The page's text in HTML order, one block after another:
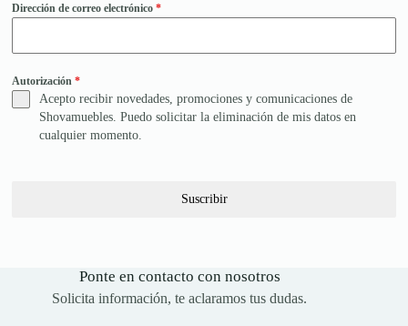
Dirección de correo electrónico*
Autorización*
Acepto recibir novedades, promociones y comunicaciones de
Shovamuebles. Puedo solicitar la eliminación de mis datos en
cualquier momento.
Suscribir
Ponte en contacto con nosotros
Solicita información, te aclaramos tus dudas.